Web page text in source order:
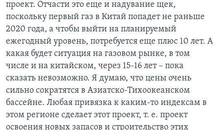
проект. Отчасти это еще и надувание щек,
поскольку первый газ в Китай попадет не раньше
2020 года, а чтобы выйти на планируемый
ежегодный уровень, потребуется еще плюс 10 лет. А
какая будет ситуация на газовом рынке, в том
числе и на китайском, через 15-16 лет – пока
сказать невозможно. Я думаю, что цены очень
сильно сократятся в Азиатско-Тихоокеанском
бассейне. Любая привязка к каким-то индексам в
этом регионе сделает этот проект, т. е. проект
освоения новых запасов и строительство этих